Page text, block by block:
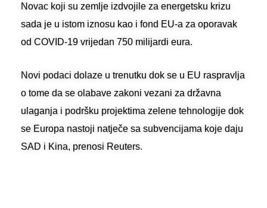
Novac koji su zemlje izdvojile za energetsku krizu
sada je u istom iznosu kao i fond EU-a za oporavak
od COVID-19 vrijedan 750 milijardi eura.
Novi podaci dolaze u trenutku dok se u EU raspravlja
o tome da se olabave zakoni vezani za državna
ulaganja i podršku projektima zelene tehnologije dok
se Europa nastoji natječe sa subvencijama koje daju
SAD i Kina, prenosi Reuters.